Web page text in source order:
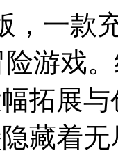
，一款
险游戏
拓展
藏着